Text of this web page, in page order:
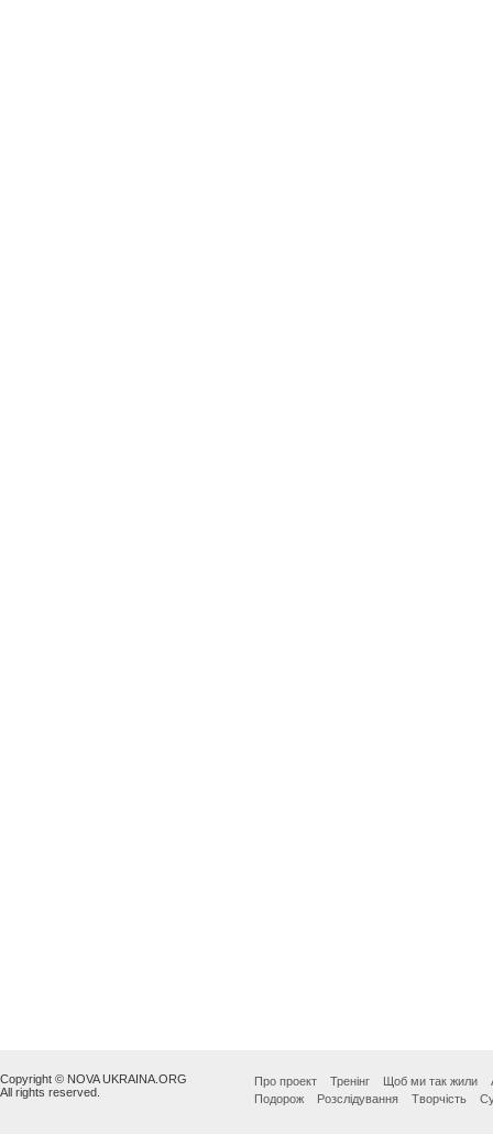
Copyright © NOVA UKRAINA.ORG
All rights reserved.
Про проект Тренінг Щоб ми так жили
Подорож
Розслідування Творчість